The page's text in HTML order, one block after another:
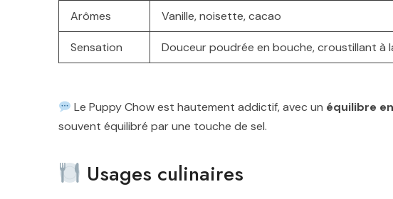
Arômes Vanille, noisette, cacao
Sensation Douceur poudrée en bouche, croustillant à
Le Puppy Chow est hautement addictif, avec un équilibre
souvent équilibré par une touche de sel.
Usages culinaires